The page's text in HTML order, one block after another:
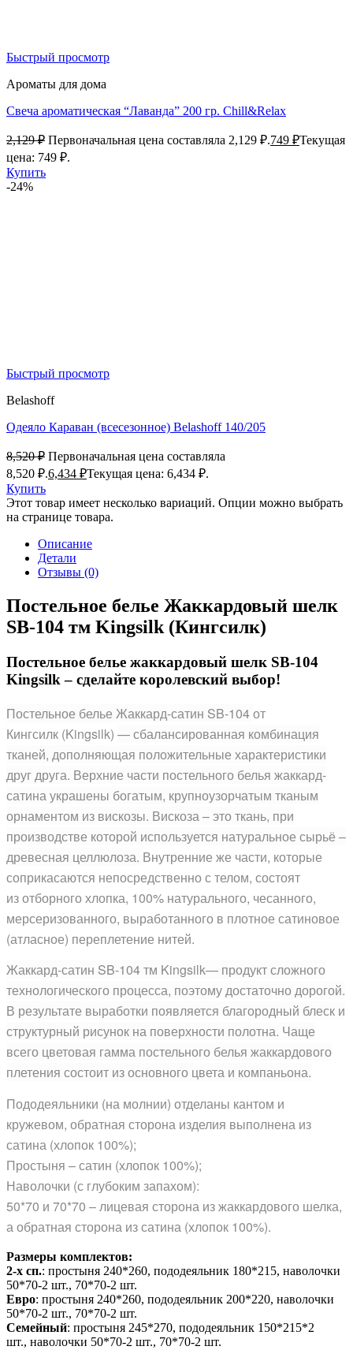
Быстрый просмотр
Ароматы для дома
Свеча ароматическая “Лаванда” 200 гр. Chill&Relax
2,129₽ Первоначальная цена составляла 2,129 ₽.749 ₽Текущая
цена: 749 ₽.
Купить
-24%
Быстрый просмотр
Belashoff
Одеяло Караван (всесезонное) Belashoff 140/205
8,520₽ Первоначальная цена составляла
8,520 ₽.6,434 ₽Текущая цена: 6,434 ₽.
Купить
Этот товар имеет несколько вариаций. Опции можно выбрать
на странице товара.
Описание
Детали
Отзывы (0)
Постельное белье Жаккардовый шелк
SB-104 тм Kingsilk (Кингсилк)
Постельное белье жаккардовый шелк SB-104
Kingsilk – сделайте королевский выбор!
Постельное белье Жаккард-сатин SB-104от
Кингсилк (Kingsilk) — сбалансированная комбинация
тканей, дополняющая положительные характеристики
друг друга. Верхние части постельного белья жаккард-
сатина украшены богатым, крупноузорчатым тканым
орнаментом из вискозы. Вискоза – это ткань, при
производстве которой используется натуральное сырьё –
древесная целлюлоза. Внутренние же части, которые
соприкасаются непосредственно с телом, состоят
из отборного хлопка, 100% натурального, чесанного,
мерсеризованного, выработанного в плотное сатиновое
(атласное) переплетение нитей.
Жаккард-сатин SB-104 тм Kingsilk— продукт сложного
технологического процесса, поэтому достаточно дорогой.
В результате выработки появляется благородный блеск и
структурный рисунок на поверхности полотна. Чаще
всего цветовая гамма постельного белья жаккардового
плетения состоит из основного цвета и компаньона.
Пододеяльники (на молнии) отделаны кантом и
кружевом, обратная сторона изделия выполнена из
сатина (хлопок 100%);
Простыня – сатин (хлопок 100%);
Наволочки (с глубоким запахом):
50*70 и 70*70 – лицевая сторона из жаккардового шелка,
а обратная сторона из сатина (хлопок 100%).
Размеры комплектов:
2-х сп.: простыня 240*260, пододеяльник 180*215, наволочки
50*70-2 шт., 70*70-2 шт.
Евро: простыня 240*260, пододеяльник 200*220, наволочки
50*70-2 шт., 70*70-2 шт.
Семейный: простыня 245*270, пододеяльник 150*215*2
шт., наволочки 50*70-2 шт., 70*70-2 шт.